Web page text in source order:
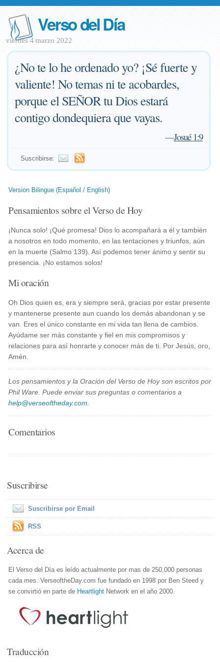
Verso del Día
viernes 4 marzo 2022
¿No te lo he ordenado yo? ¡Sé fuerte y
valiente! No temas ni te acobardes,
porque el SEÑOR tu Dios estará
contigo dondequiera que vayas.
—Josué 1:9
Suscribirse:
Version Bilingue (Español / English)
Pensamientos sobre el Verso de Hoy
¡Nunca solo! ¡Qué promesa! Dios lo acompañará a él y también
a nosotros en todo momento, en las tentaciones y triunfos, aún
en la muerte (Salmo 139). Así podemos tener ánimo y sentir su
presencia. ¡No estamos solos!
Mi oración
Oh Dios quien es, era y siempre será, gracias por estar presente
y mantenerse presente aun cuando los demás abandonan y se
van. Eres el único constante en mi vida tan llena de cambios.
Ayúdame ser más constante y fiel en mis compromisos y
relaciones para así honrarte y conocer más de ti. Por Jesús, oro,
Amén.
Los pensamientos y la Oración del Verso de Hoy son escritos por
Phil Ware. Puede enviar sus preguntas o comentarios a
help@verseoftheday.com
Comentarios
Suscribirse
Suscribirse por Email
RSS
Acerca de
El Verso del Día es leído actualmente por mas de 250,000 personas
cada mes. VerseoftheDay.com fue fundado en 1998 por Ben Steed y
se convirtió en parte de Heartlight Network en el año 2000.
Traducción